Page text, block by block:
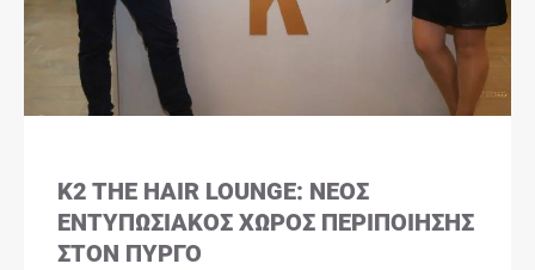
K2 THE HAIR LOUNGE: ΝΈΟΣ
ΕΝΤΥΠΩΣΙΑΚΌΣ ΧΏΡΟΣ ΠΕΡΙΠΟΊΗΣΗΣ
ΣΤΟΝ ΠΎΡΓΟ